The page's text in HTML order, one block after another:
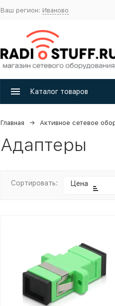
Ваш регион: Иваново
Каталог товаров
Главная Активное сетевое
Адаптеры
Сортировать: Цена